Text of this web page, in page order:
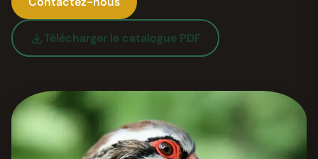
Télécharger le catalogue PDF